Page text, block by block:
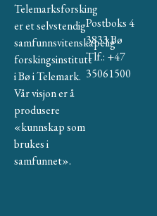
Telemarksforsking
er et selvstendig
samfunnsvitenskapelig
forskingsinstitutt
i Bø i Telemark.
Vår visjon er å
produsere
«kunnskap som
brukes i
samfunnet».
Postboks 4
3833 Bø
Tlf.: +47
35061500